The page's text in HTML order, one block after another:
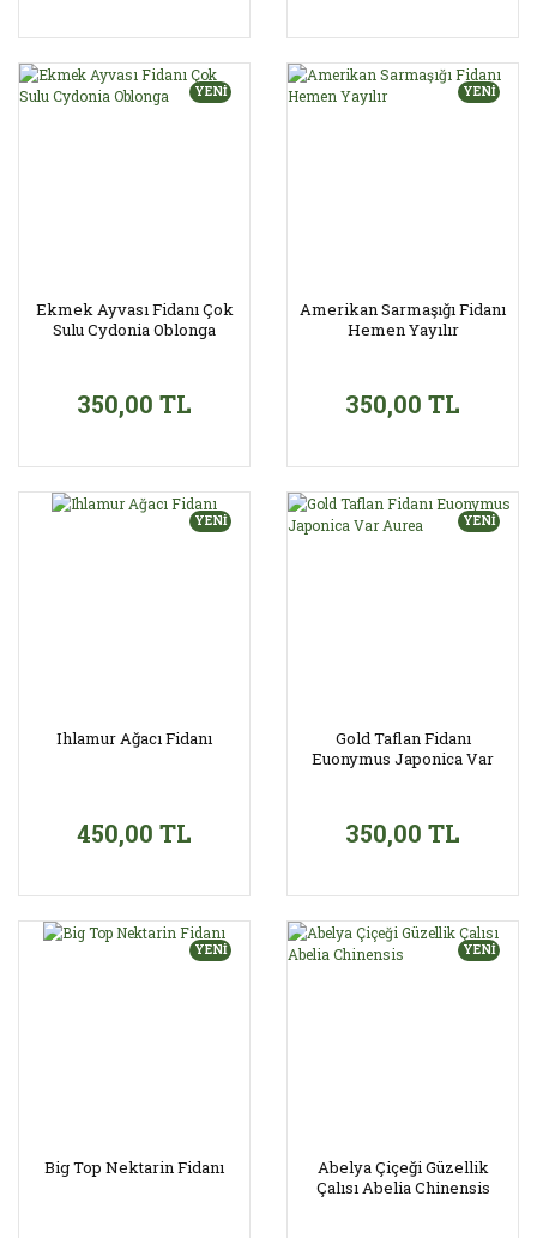
YENİ
Ekmek Ayvası Fidanı Çok
Sulu Cydonia Oblonga
350,00 TL
YENİ
Amerikan Sarmaşığı Fidanı
Hemen Yayılır
350,00 TL
YENİ
Ihlamur Ağacı Fidanı
450,00 TL
YENİ
Gold Taflan Fidanı
Euonymus Japonica Var
350,00 TL
YENİ
Big Top Nektarin Fidanı
YENİ
Abelya Çiçeği Güzellik
Çalısı Abelia Chinensis